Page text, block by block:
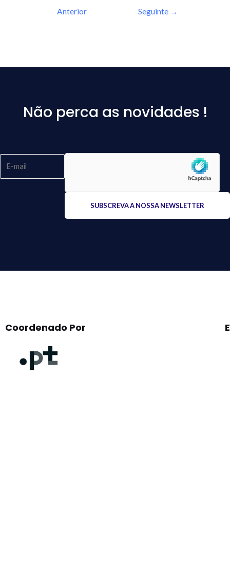
Anterior
Seguinte →
Não perca as novidades !
Coordenado Por